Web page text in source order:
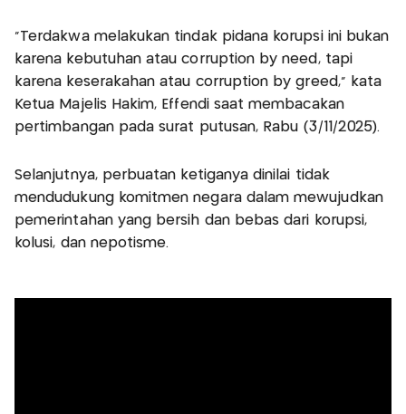
"Terdakwa melakukan tindak pidana korupsi ini bukan
karena kebutuhan atau corruption by need, tapi
karena keserakahan atau corruption by greed," kata
Ketua Majelis Hakim, Effendi saat membacakan
pertimbangan pada surat putusan, Rabu (3/11/2025).
Selanjutnya, perbuatan ketiganya dinilai tidak
mendudukung komitmen negara dalam mewujudkan
pemerintahan yang bersih dan bebas dari korupsi,
kolusi, dan nepotisme.